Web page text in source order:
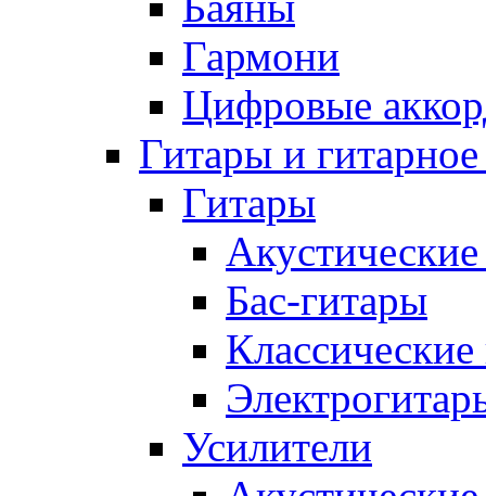
Гармони
Цифровые
Гитары и
Гитары
Бас-гитары
Усилители